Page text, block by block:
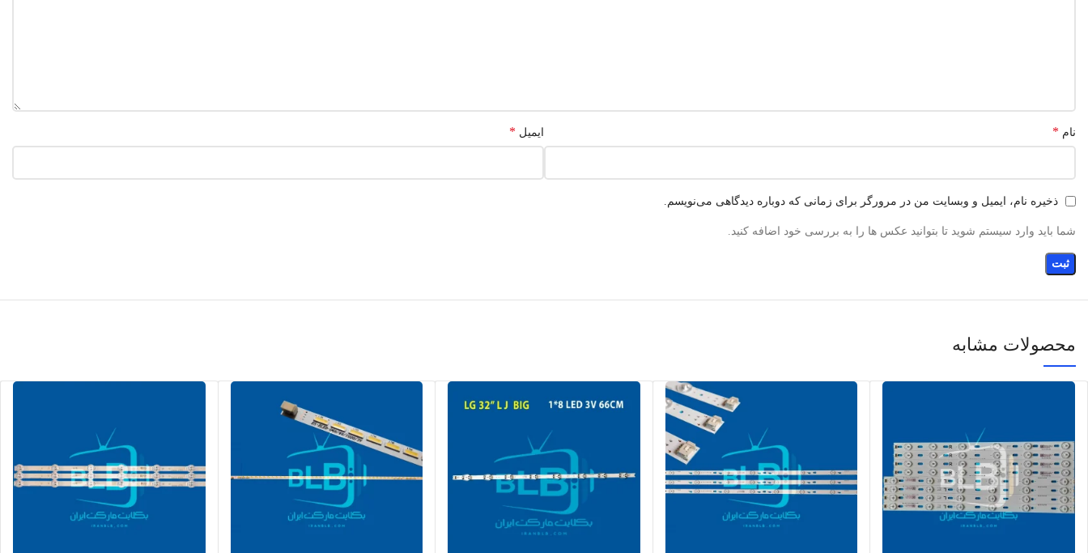
نام * ایمیل *
ذخیره نام، ایمیل و وبسایت من در مرورگر برای زمانی که دوباره دیدگاهی می‌نویسم.
شما باید وارد سیستم شوید تا بتوانید عکس ها را به بررسی خود اضافه کنید.
محصولات مشابه